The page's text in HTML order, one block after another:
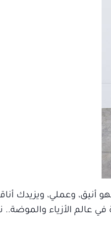
أنيق، وعملي، ويزيدك
في عالم الأزياء